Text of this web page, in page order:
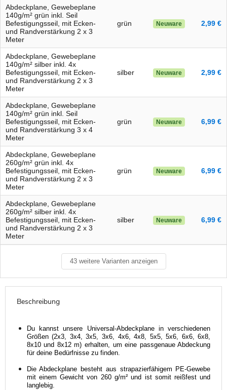
Abdeckplane, Gewebeplane
140g/m² grün inkl. Seil
Befestigungsseil, mit Ecken-
und Randverstärkung 2 x 3
Meter
grün Neuware 2,99 €
Abdeckplane, Gewebeplane
140g/m² silber inkl. 4x
Befestigungsseil, mit Ecken-
und Randverstärkung 2 x 3
Meter
silber Neuware 2,99 €
Abdeckplane, Gewebeplane
140g/m² grün inkl. Seil
Befestigungsseil, mit Ecken-
und Randverstärkung 3 x 4
Meter
grün Neuware 6,99 €
Abdeckplane, Gewebeplane
260g/m² grün inkl. 4x
Befestigungsseil, mit Ecken-
und Randverstärkung 2 x 3
Meter
grün Neuware 6,99 €
Abdeckplane, Gewebeplane
260g/m² silber inkl. 4x
Befestigungsseil, mit Ecken-
und Randverstärkung 2 x 3
Meter
silber Neuware 6,99 €
43 weitere Varianten anzeigen
Beschreibung
Du kannst unsere Universal-Abdeckplane in verschiedenen
Größen (2x3, 3x4, 3x5, 3x6, 4x6, 4x8, 5x5, 5x6, 6x6, 6x8,
8x10 und 8x12 m) erhalten, um eine passgenaue Abdeckung
für deine Bedürfnisse zu finden.
Die Abdeckplane besteht aus strapazierfähigem PE-Gewebe
mit einem Gewicht von 260 g/m² und ist somit reißfest und
langlebig.